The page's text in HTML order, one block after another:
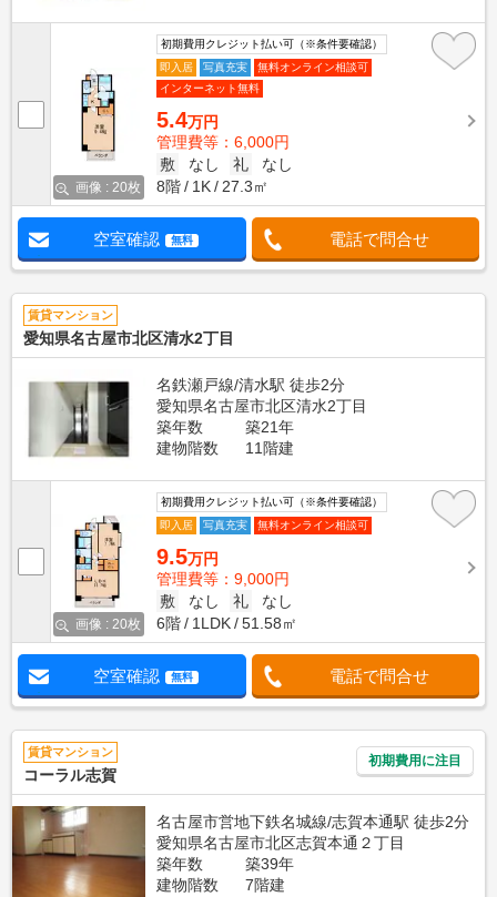
画像 : 20枚
初期費用クレジット払い可（※条件要確認）
即入居
写真充実
無料オンライン相談可
インターネット無料
5.4万円
管理費等：6,000円
敷
なし 礼
なし
8階
1K 27.3㎡
空室確認 無料 電話で問合せ
賃貸マンション
愛知県名古屋市北区清水2丁目
名鉄瀬戸線/清水駅 徒歩2分
愛知県名古屋市北区清水2丁目
築年数
築21年
建物階数
11階建
画像 : 20枚
初期費用クレジット払い可（※条件要確認）
即入居
写真充実 無料オンライン相談可
9.5万円
管理費等：9,000円
敷
なし 礼
なし
6階
1LDK 51.58㎡
空室確認 無料 電話で問合せ
賃貸マンション
コーラル志賀
初期費用に注目
名古屋市営地下鉄名城線/志賀本通駅 徒歩2分
愛知県名古屋市北区志賀本通２丁目
築年数
築39年
建物階数
7階建